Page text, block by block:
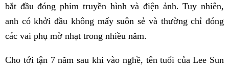
bắt đầu đóng phim truyền hình và điện ảnh. Tuy nhiên,
anh có khởi đầu không mấy suôn sẻ và thường chỉ đóng
các vai phụ mờ nhạt trong nhiều năm.
Cho tới tận 7 năm sau khi vào nghề, tên tuổi của Lee Sun